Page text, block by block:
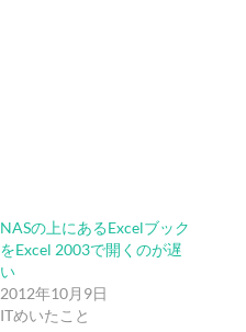
NASの上にあるExcelブック
をExcel 2003で開くのが遅
い
2012年10月9日
ITめいたこと